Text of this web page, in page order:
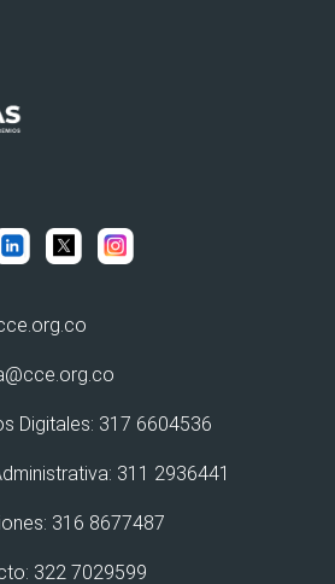
Digitales: 317 6604536
311 2936441
316 8677487
322 7029599